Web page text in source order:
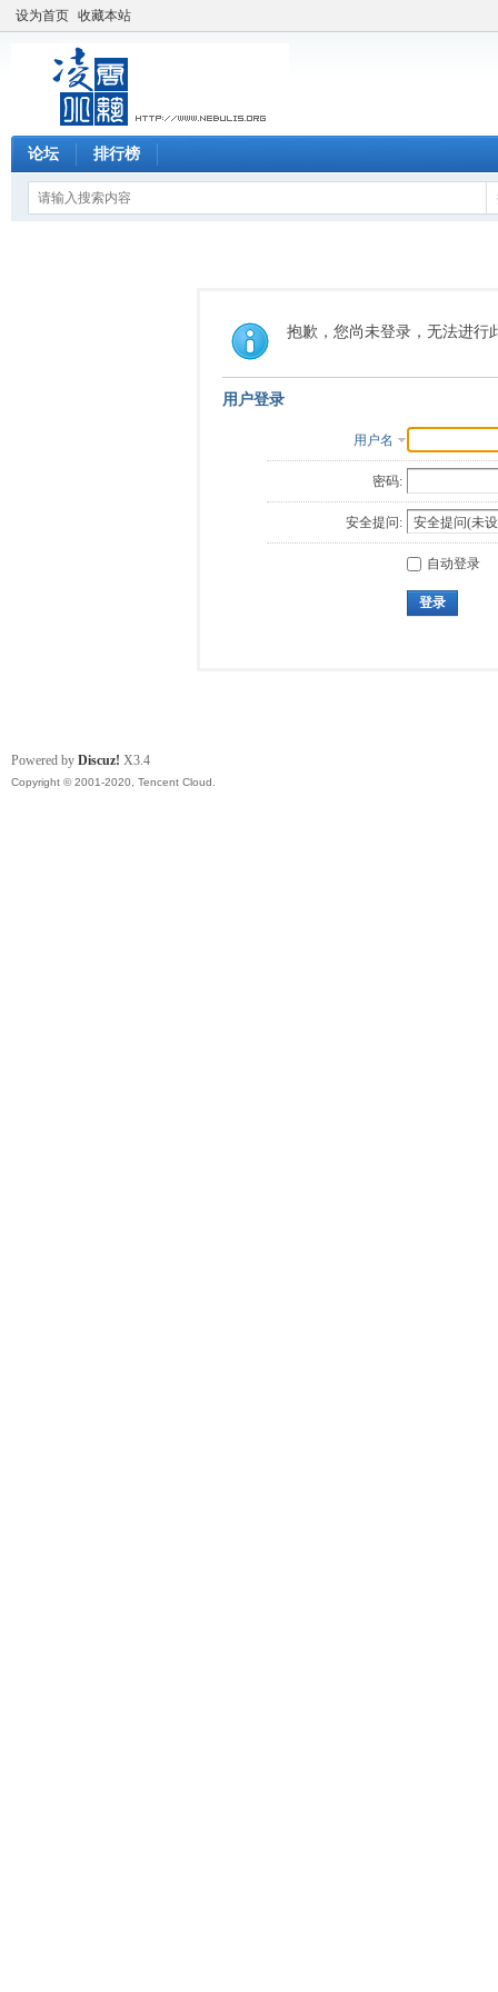
设为首页 收藏本站
论坛 排行榜
抱歉，您尚未登录，无法进行
用户登录
用户名
密码:
安全提问:
自动登录
登录
Powered by Discuz! X3.4
Copyright © 2001-2020, Tencent Cloud.